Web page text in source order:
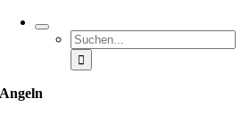
Suche
nach:
Angeln